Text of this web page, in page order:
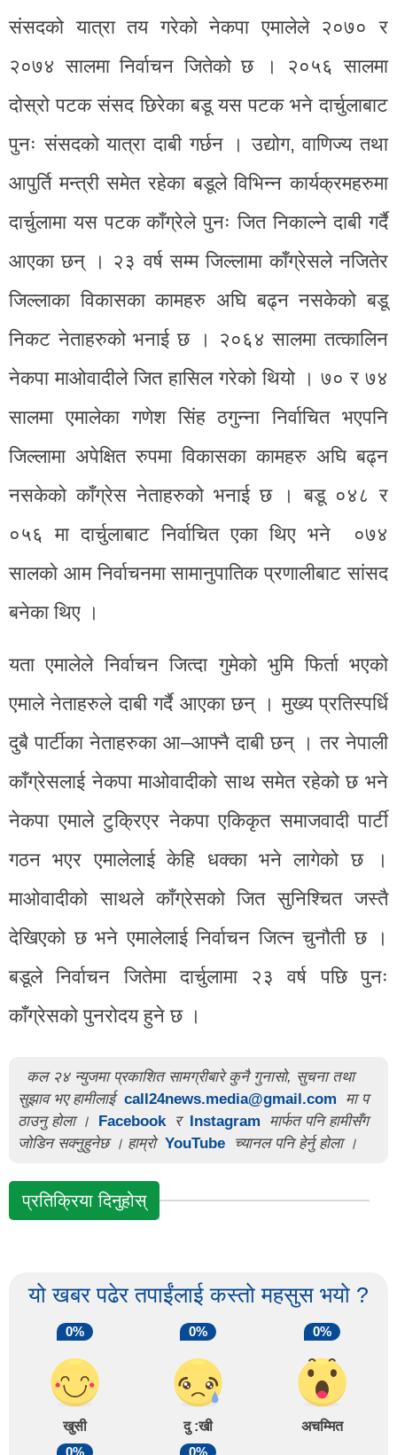
संसदको यात्रा तय गरेको नेकपा एमालेले २०७० र
२०७४ सालमा निर्वाचन जितेको छ । २०५६ सालमा
दोस्रो पटक संसद छिरेका बडू यस पटक भने दार्चुलाबाट
पुनः संसदको यात्रा दाबी गर्छन । उद्योग, वाणिज्य तथा
आपुर्ति मन्त्री समेत रहेका बडूले विभिन्न कार्यक्रमहरुमा
दार्चुलामा यस पटक काँग्रेले पुनः जित निकाल्ने दाबी गर्दै
आएका छन् । २३ वर्ष सम्म जिल्लामा काँग्रेसले नजितेर
जिल्लाका विकासका कामहरु अघि बढ्न नसकेको बडू
निकट नेताहरुको भनाई छ । २०६४ सालमा तत्कालिन
नेकपा माओवादीले जित हासिल गरेको थियो । ७० र ७४
सालमा एमालेका गणेश सिंह ठगुन्ना निर्वाचित भएपनि
जिल्लामा अपेक्षित रुपमा विकासका कामहरु अघि बढ्न
नसकेको काँग्रेस नेताहरुको भनाई छ । बडू ०४८ र
०५६ मा दार्चुलाबाट निर्वाचित एका थिए भने ०७४
सालकाे आम निर्वाचनमा सामानुपातिक प्रणालीबाट सांसद
बनेका थिए ।
यता एमालेले निर्वाचन जित्दा गुमेको भुमि फिर्ता भएको
एमाले नेताहरुले दाबी गर्दै आएका छन् । मुख्य प्रतिस्पर्धि
दुबै पार्टीका नेताहरुका आ–आफ्नै दाबी छन् । तर नेपाली
काँग्रेसलाई नेकपा माओवादीको साथ समेत रहेको छ भने
नेकपा एमाले टुक्रिएर नेकपा एकिकृत समाजवादी पार्टी
गठन भएर एमालेलाई केहि धक्का भने लागेको छ ।
माओवादीको साथले काँग्रेसको जित सुनिश्चित जस्तै
देखिएको छ भने एमालेलाई निर्वाचन जित्न चुनौती छ ।
बडूले निर्वाचन जितेमा दार्चुलामा २३ वर्ष पछि पुनः
काँग्रेसको पुनरोदय हुने छ ।
कल २४ न्युजमा प्रकाशित सामग्रीबारे कुनै गुनासो, सुचना तथा
सुझाव भए हामीलाई call24news.media@gmail.com
मा प
ठाउनु होला ।
Facebook र Instagram
मार्फत पनि हामीसँग
जोडिन सक्नुहुनेछ । हाम्रो YouTube च्यानल पनि हेर्नु होला ।
प्रतिक्रिया दिनुहोस्
यो खबर पढेर तपाईंलाई कस्तो महसुस भयो ?
0%
खुसी
0%
दु :खी
0%
अचम्मित
0%
0%